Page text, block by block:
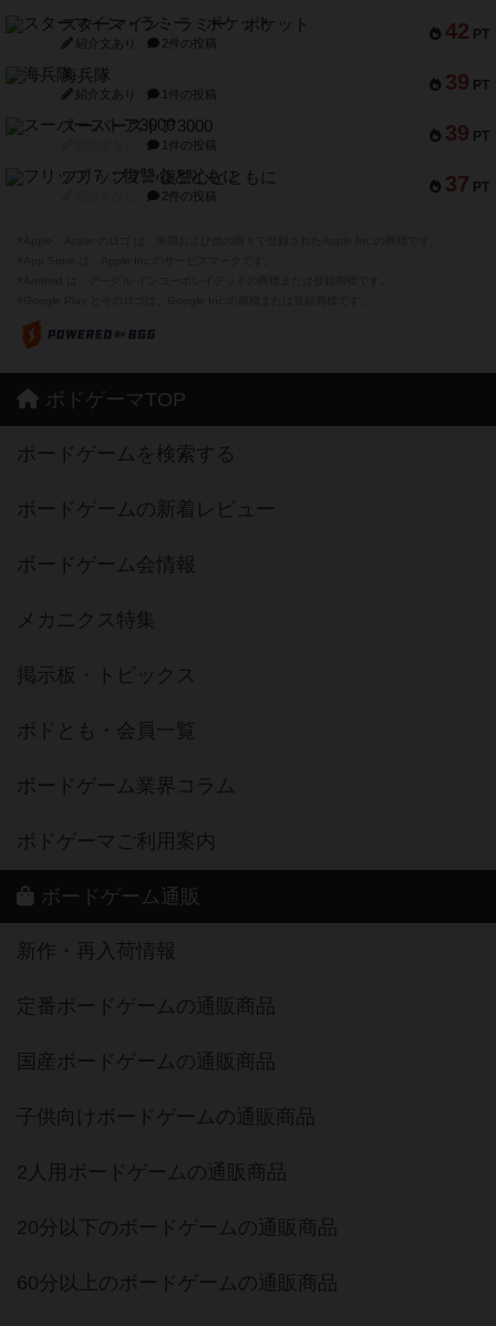
42 PT
スターマイン・ラミー ポケット
紹介文あり 2件の投稿
39 PT
海兵隊
紹介文あり 1件の投稿
39 PT
スーパーストア3000
1件の投稿
37 PT
フリップ７：復讐心とともに
2件の投稿
ボドゲーマTOP
ボードゲームを検索する
ボードゲームの新着レビュー
ボードゲーム会情報
メカニクス特集
掲示板・トピックス
ボドとも・会員一覧
ボードゲーム業界コラム
ボドゲーマご利用案内
ボードゲーム通販
新作・再入荷情報
定番ボードゲームの通販商品
国産ボードゲームの通販商品
子供向けボードゲームの通販商品
2人用ボードゲームの通販商品
20分以下のボードゲームの通販商品
60分以上のボードゲームの通販商品